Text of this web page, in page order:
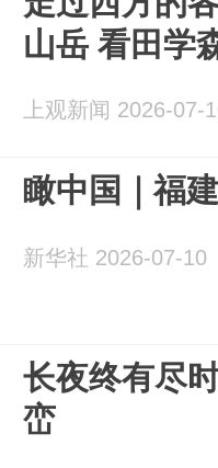
山岳 看田学
上观新闻 2026-07-
瞰中国｜福
新华社 2026-07-10
长夜终有尽
峦